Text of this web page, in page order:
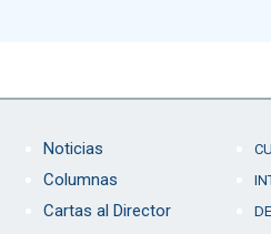
Noticias
Columnas
Cartas al Director